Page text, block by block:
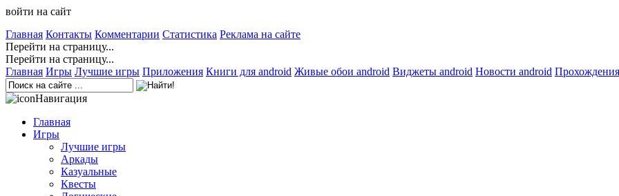
войти на сайт
Главная Контакты Комментарии Статистика Реклама на сайте
Перейти на страницу...
Перейти на страницу...
Главная Игры Лучшие игры Приложения Книги для android Живые обои android Виджеты android Новости android
Навигация
Главная
Игры
Лучшие игры
Аркады
Казуальные
Квесты